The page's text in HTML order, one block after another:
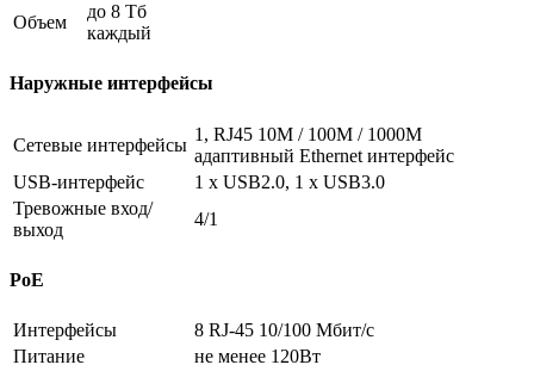
Объем
до 8 Тб
каждый
Наружные интерфейсы
Сетевые интерфейсы
1, RJ45 10M / 100M / 1000M
адаптивный Ethernet интерфейс
USB-интерфейс
1 х USB2.0, 1 х USB3.0
Тревожные вход/
выход
4/1
PoE
Интерфейсы
8 RJ-45 10/100 Мбит/с
Питание
не менее 120Вт